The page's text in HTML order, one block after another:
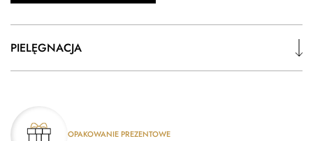
PIELĘGNACJA
OPAKOWANIE PREZENTOWE